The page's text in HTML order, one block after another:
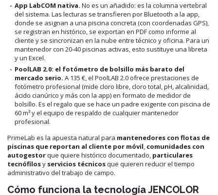
App LabCOM nativa. No es un añadido: es la columna vertebral
del sistema. Las lecturas se transfieren por Bluetooth a la app,
donde se asignan a una piscina concreta (con coordenadas GPS),
se registran en histórico, se exportan en PDF como informe al
cliente y se sincronizan en la nube entre técnico y oficina. Para un
mantenedor con 20-40 piscinas activas, esto sustituye una libreta
y un Excel.
PoolLAB 2.0: el fotómetro de bolsillo más barato del
mercado serio. A 135 €, el PoolLAB 2.0 ofrece prestaciones de
fotómetro profesional (mide cloro libre, cloro total, pH, alcalinidad,
ácido cianúrico y más con la app) en formato de medidor de
bolsillo. Es el regalo que se hace un padre exigente con piscina de
60 m³ y el equipo de respaldo de cualquier mantenedor
profesional.
PrimeLab es la apuesta natural para mantenedores con flotas de
piscinas que reportan al cliente por móvil, comunidades con
autogestorque quiere histórico documentado, particulares
tecnófilosy servicios técnicosque quieren reducir el tiempo
administrativo del trabajo de campo.
Cómo funciona la tecnología JENCOLOR